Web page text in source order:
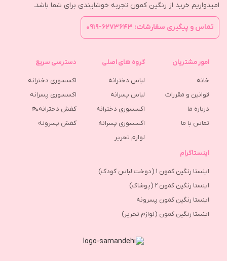
امیدواریم خرید از رنگین کمون تجربه خوشایندی برای شما باشد.
تماس و پیگیری سفارشات: ۶۲۷۳۶۴۳-۰۹۱۹
امور مشتریان
خانه
قوانین و مقررات
درباره ما
تماس با ما
گروه های اصلی
لباس دخترانه
لباس پسرانه
اکسسوری دخترانه
اکسسوری پسرانه
لوازم تحریر
دسترسی سریع
اکسسوری دخترانه
اکسسوری پسرانه
کفش دخترانه👠
كفش پسرونه
اینستاگرام
اینستا رنگین کمون 1 (دوخت لباس کودک)
اینستا رنگین کمون 2 (پوشاک)
اینستا رنگین کمون پسرونه
اینستا رنگین کمون (لوازم تحریر)